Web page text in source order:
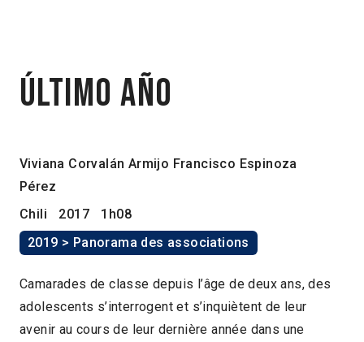
Último año
Viviana Corvalán Armijo Francisco Espinoza
Pérez
Chili
2017
1h08
2019 > Panorama des associations
Camarades de classe depuis l’âge de deux ans, des
adolescents s’interrogent et s’inquiètent de leur
avenir au cours de leur dernière année dans une